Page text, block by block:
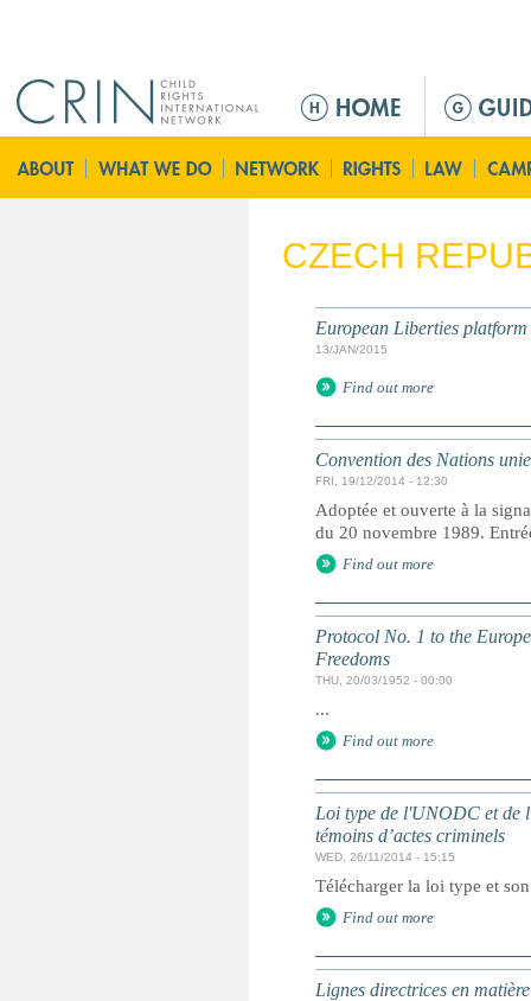
ú
p
i
CZECH
European Liberties platform
13/JAN/2015
Find out more
Convention des Nations
FRI, 19/12/2014 - 12:30
Adoptée et ouverte à la
du 20 novembre 1989.
Find out more
Protocol No. 1 to the
Freedoms
THU, 20/03/1952 - 00:00
...
Find out more
Loi type de l'UNODC et de
témoins d’actes criminels
WED, 26/11/2014 - 15:15
Télécharger la loi type et
Find out more
Lignes directrices en